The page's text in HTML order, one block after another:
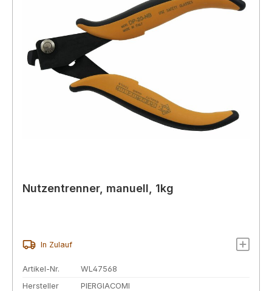
Nutzentrenner, manuell, 1kg
In Zulauf
Artikel-Nr.
WL47568
Hersteller
PIERGIACOMI